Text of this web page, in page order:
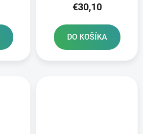
€30,10
DO KOŠÍKA